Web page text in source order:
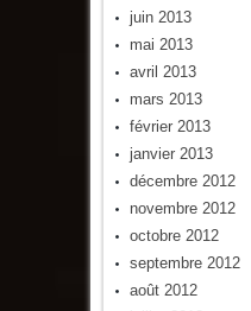
juin 2013
mai 2013
avril 2013
mars 2013
février 2013
janvier 2013
décembre 2012
novembre 2012
octobre 2012
septembre 2012
août 2012